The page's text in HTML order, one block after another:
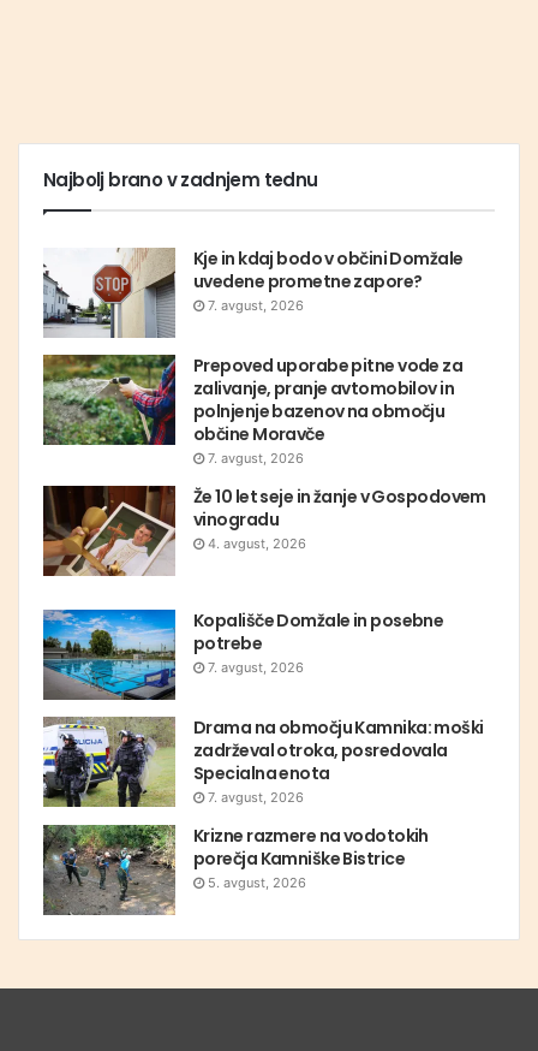
Najbolj brano v zadnjem tednu
Kje in kdaj bodo v občini Domžale
uvedene prometne zapore?
7. avgust, 2026
Prepoved uporabe pitne vode za
zalivanje, pranje avtomobilov in
polnjenje bazenov na območju
občine Moravče
7. avgust, 2026
Že 10 let seje in žanje v Gospodovem
vinogradu
4. avgust, 2026
Kopališče Domžale in posebne
potrebe
7. avgust, 2026
Drama na območju Kamnika: moški
zadrževal otroka, posredovala
Specialna enota
7. avgust, 2026
Krizne razmere na vodotokih
porečja Kamniške Bistrice
5. avgust, 2026